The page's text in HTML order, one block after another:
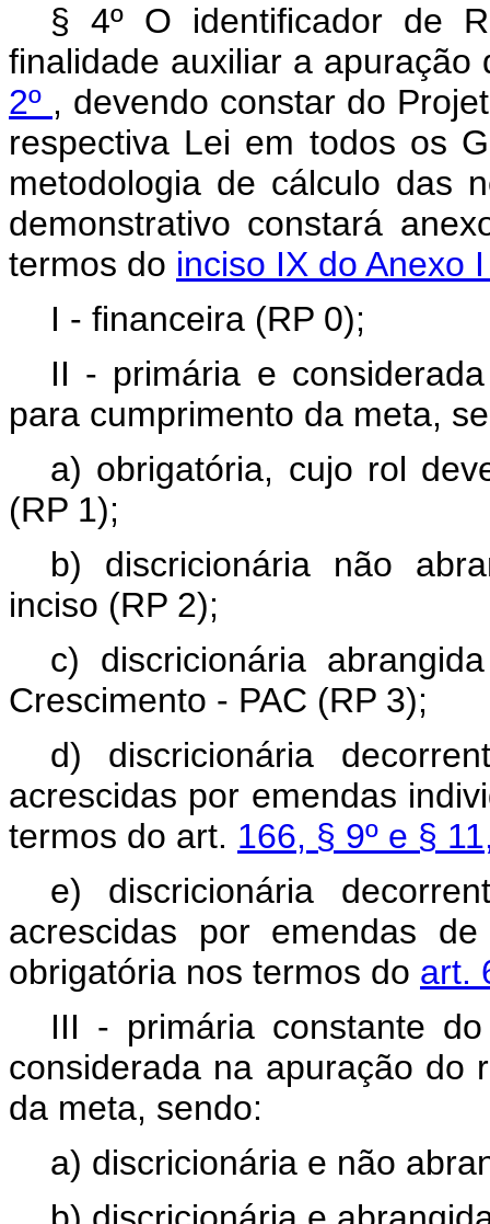
§ 4º O identificador de
finalidade auxiliar a
2º , devendo constar do
respectiva Lei em todos os
metodologia de cálculo das
demonstrativo constará
termos do inciso IX do Anexo
I - financeira (RP 0);
II - primária e
para cumprimento da meta,
a) obrigatória, cujo rol
(RP 1);
b) discricionária não
inciso (RP 2);
c) discricionária
Crescimento - PAC (RP 3);
d) discricionária
acrescidas por emendas
termos do art. 166, § 9º e §
e) discricionária
acrescidas por emendas
obrigatória nos termos do art.
III - primária constante
considerada na apuração do
da meta, sendo:
a) discricionária e não